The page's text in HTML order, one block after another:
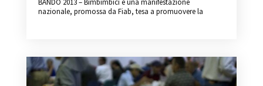
BANDO 2013 – Bimbimbici è una manifestazione
nazionale, promossa da Fiab, tesa a promuovere la